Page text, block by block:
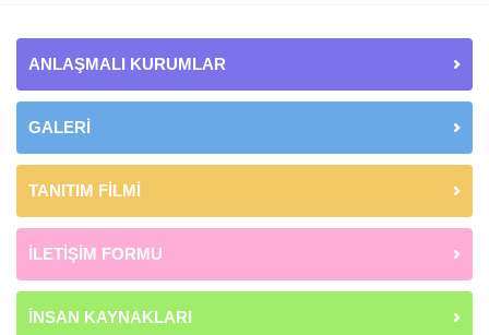
ANLAŞMALI KURUMLAR
GALERİ
TANITIM FİLMİ
İLETİŞİM FORMU
İNSAN KAYNAKLARI